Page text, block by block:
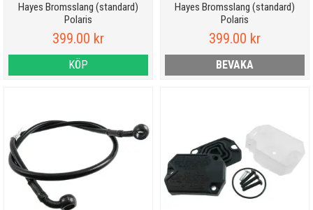
Hayes Bromsslang (standard)
Polaris
399.00 kr
KÖP
Hayes Bromsslang (standard)
Polaris
399.00 kr
BEVAKA